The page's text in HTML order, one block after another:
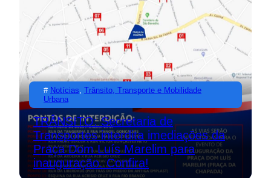
# Notícias, Trânsito, Transporte e Mobilidade
Urbana
TRÂNSITO: Secretaria de
Transportes interdita imediações da
Praça Dom Luís Marelim para
inauguração. Confira!